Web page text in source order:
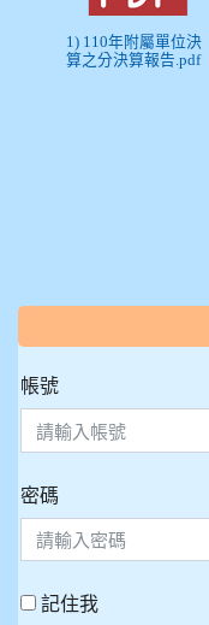
1) 110年附屬單位決
算之分決算報告.pdf
:::
帳號
密碼
記住我